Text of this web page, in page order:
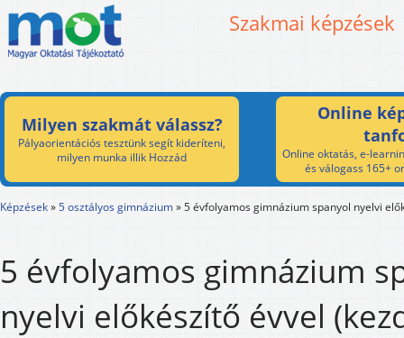
Szakmai képzések
Milyen szakmát válassz?
Pályaorientációs tesztünk segít kideríteni,
milyen munka illik Hozzád
Online
Online oktatás, e-
és válogass 165+
Képzések»5 osztályos gimnázium»5 évfolyamos gimnázium spanyol nyelvi
5 évfolyamos gimnázium
nyelvi előkészítő évvel